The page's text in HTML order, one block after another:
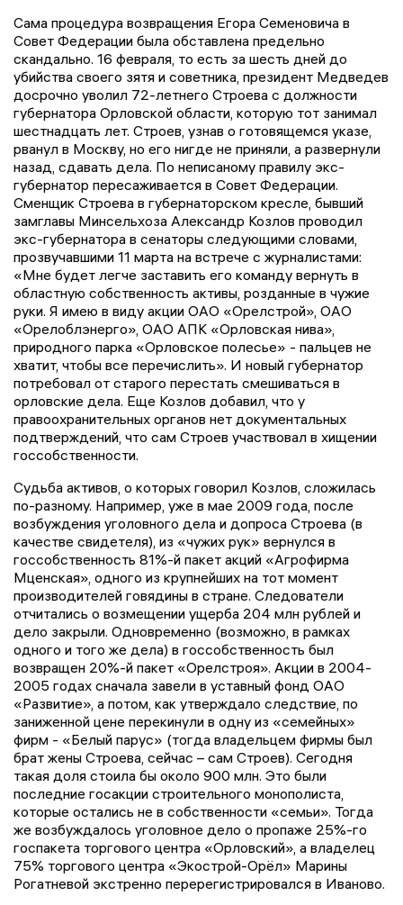
Сама процедура возвращения Егора Семеновича в
Совет Федерации была обставлена предельно
скандально. 16 февраля, то есть за шесть дней до
убийства своего зятя и советника, президент Медведев
досрочно уволил 72-летнего Строева с должности
губернатора Орловской области, которую тот занимал
шестнадцать лет. Строев, узнав о готовящемся указе,
рванул в Москву, но его нигде не приняли, а развернули
назад, сдавать дела. По неписаному правилу экс-
губернатор пересаживается в Совет Федерации.
Сменщик Строева в губернаторском кресле, бывший
замглавы Минсельхоза Александр Козлов проводил
экс-губернатора в сенаторы следующими словами,
прозвучавшими 11 марта на встрече с журналистами:
«Мне будет легче заставить его команду вернуть в
областную собственность активы, розданные в чужие
руки. Я имею в виду акции ОАО «Орелстрой», ОАО
«Орелоблэнерго», ОАО АПК «Орловская нива»,
природного парка «Орловское полесье» - пальцев не
хватит, чтобы все перечислить». И новый губернатор
потребовал от старого перестать смешиваться в
орловские дела. Еще Козлов добавил, что у
правоохранительных органов нет документальных
подтверждений, что сам Строев участвовал в хищении
госсобственности.
Судьба активов, о которых говорил Козлов, сложилась
по-разному. Например, уже в мае 2009 года, после
возбуждения уголовного дела и допроса Строева (в
качестве свидетеля), из «чужих рук» вернулся в
госсобственность 81%-й пакет акций «Агрофирма
Мценская», одного из крупнейших на тот момент
производителей говядины в стране. Следователи
отчитались о возмещении ущерба 204 млн рублей и
дело закрыли. Одновременно (возможно, в рамках
одного и того же дела) в госсобственность был
возвращен 20%-й пакет «Орелстроя». Акции в 2004-
2005 годах сначала завели в уставный фонд ОАО
«Развитие», а потом, как утверждало следствие, по
заниженной цене перекинули в одну из «семейных»
фирм - «Белый парус» (тогда владельцем фирмы был
брат жены Строева, сейчас – сам Строев). Сегодня
такая доля стоила бы около 900 млн. Это были
последние госакции строительного монополиста,
которые остались не в собственности «семьи». Тогда
же возбуждалось уголовное дело о пропаже 25%-го
госпакета торгового центра «Орловский», а владелец
75% торгового центра «Экострой-Орёл» Марины
Рогатневой экстренно перерегистрировался в Иваново.